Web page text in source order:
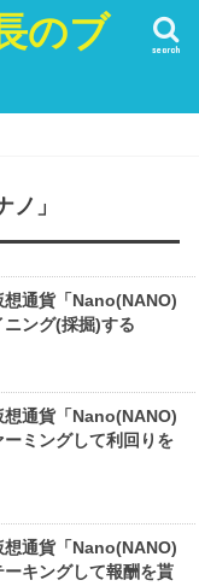
のブ
search
」
想通貨「Nano(NANO)
ング(採掘)する
想通貨「Nano(NANO)
ミングして利回りを
想通貨「Nano(NANO)
キングして報酬を貰